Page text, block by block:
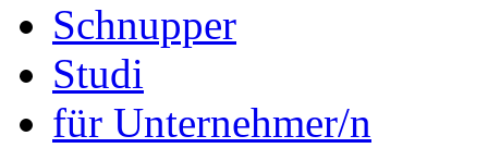
Schnupper
Studi
für Unternehmer/n